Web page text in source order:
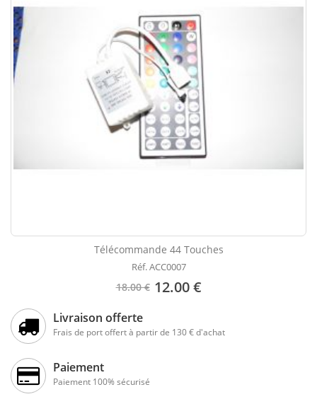
Télécommande 44 Touches
Réf. ACC0007
18.00 € 12.00 €
Livraison offerte
Frais de port offert à partir de 130 € d'achat
Paiement
Paiement 100% sécurisé